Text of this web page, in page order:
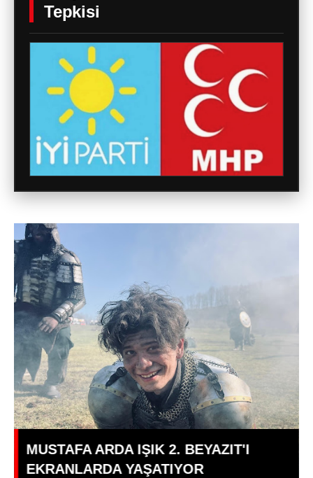
Tepkisi
Galatasaray Fenerbahçe ve
Beşiktaş'tan Amedspor'a Tebrik